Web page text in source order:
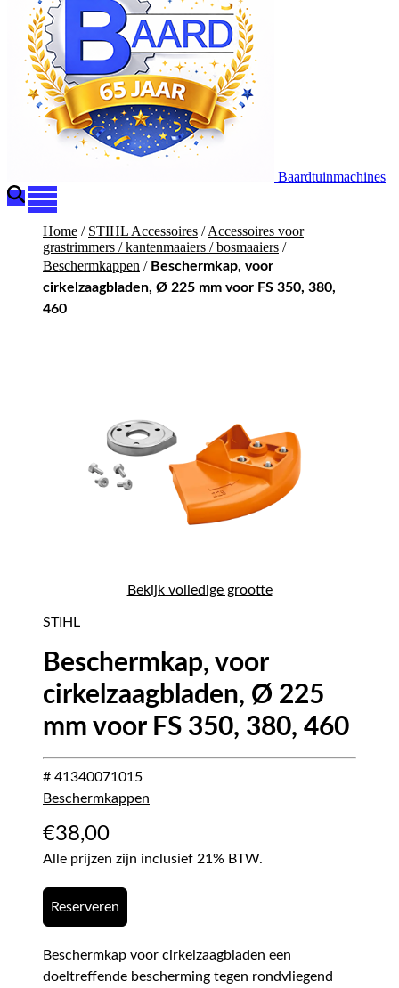
Baardtuinmachines
Home / STIHL Accessoires /Accessoires voor
grastrimmers / kantenmaaiers / bosmaaiers /
Beschermkappen / Beschermkap, voor
cirkelzaagbladen, Ø 225 mm voor FS 350, 380,
460
Bekijk volledige grootte
STIHL
Beschermkap, voor
cirkelzaagbladen, Ø 225
mm voor FS 350, 380, 460
# 41340071015
Beschermkappen
€38,00
Alle prijzen zijn inclusief 21% BTW.
Reserveren
Beschermkap voor cirkelzaagbladen een
doeltreffende bescherming tegen rondvliegend